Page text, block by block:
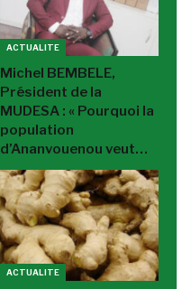
ACTUALITE
Michel BEMBELE,
Président de la
MUDESA : « Pourquoi la
population
d’Ananvouenou veut…
ACTUALITE